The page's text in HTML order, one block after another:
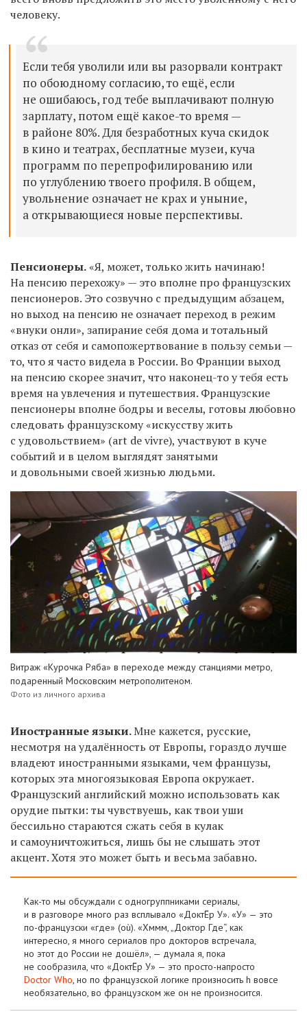
человеку.
Если тебя уволили или вы разорвали контракт
по обоюдному согласию, то ещё, если
не ошибаюсь, год тебе выплачивают полную
зарплату, потом ещё какое-то время —
в районе 80%. Для безработных куча скидок
в кино и театрах, бесплатные музеи, куча
программ по перепрофилированию или
по углублению твоего профиля. В общем,
увольнение означает не крах и уныние,
а открывающиеся новые перспективы.
Пенсионеры.«Я, может, только жить начинаю!
На пенсию перехожу» — это вполне про французских
пенсионеров. Это созвучно с предыдущим абзацем,
но выход на пенсию не означает переход в режим
«внуки онли», запирание себя дома и тотальный
отказ от себя и самопожертвование в пользу семьи —
то, что я часто видела в России. Во Франции выход
на пенсию скорее значит, что наконец-то у тебя есть
время на увлечения и путешествия. Французские
пенсионеры вполне бодры и веселы, готовы любовно
следовать французскому «искусству жить
с удовольствием» (art de vivre), участвуют в куче
событий и в целом выглядят занятыми
и довольными своей жизнью людьми.
Витраж «Курочка Ряба» в переходе между станциями метро,
подаренный Московским метрополитеном.
Фото из личного архива
Иностранные языки.Мне кажется, русские,
несмотря на удалённость от Европы, гораздо лучше
владеют иностранными языками, чем французы,
которых эта многоязыковая Европа окружает.
Французский английский можно использовать как
орудие пытки: ты чувствуешь, как твои уши
бессильно стараются сжать себя в кулак
и самоуничтожиться, лишь бы не слышать этот
акцент. Хотя это может быть и весьма забавно.
Как-то мы обсуждали с одногруппниками сериалы,
и в разговоре много раз всплывало «ДоктЁр У». «У» — это
по-французски «где» (où). «Хммм, „Доктор Где“, как
интересно, я много сериалов про докторов встречала,
но этот до России не дошёл», — думала я, пока
не сообразила, что «ДоктЁр У» — это просто-напросто
Doctor Who, но по французской логике произносить h вовсе
необязательно, во французском же он не произносится.